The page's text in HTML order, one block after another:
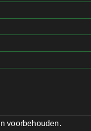
voorbehouden.